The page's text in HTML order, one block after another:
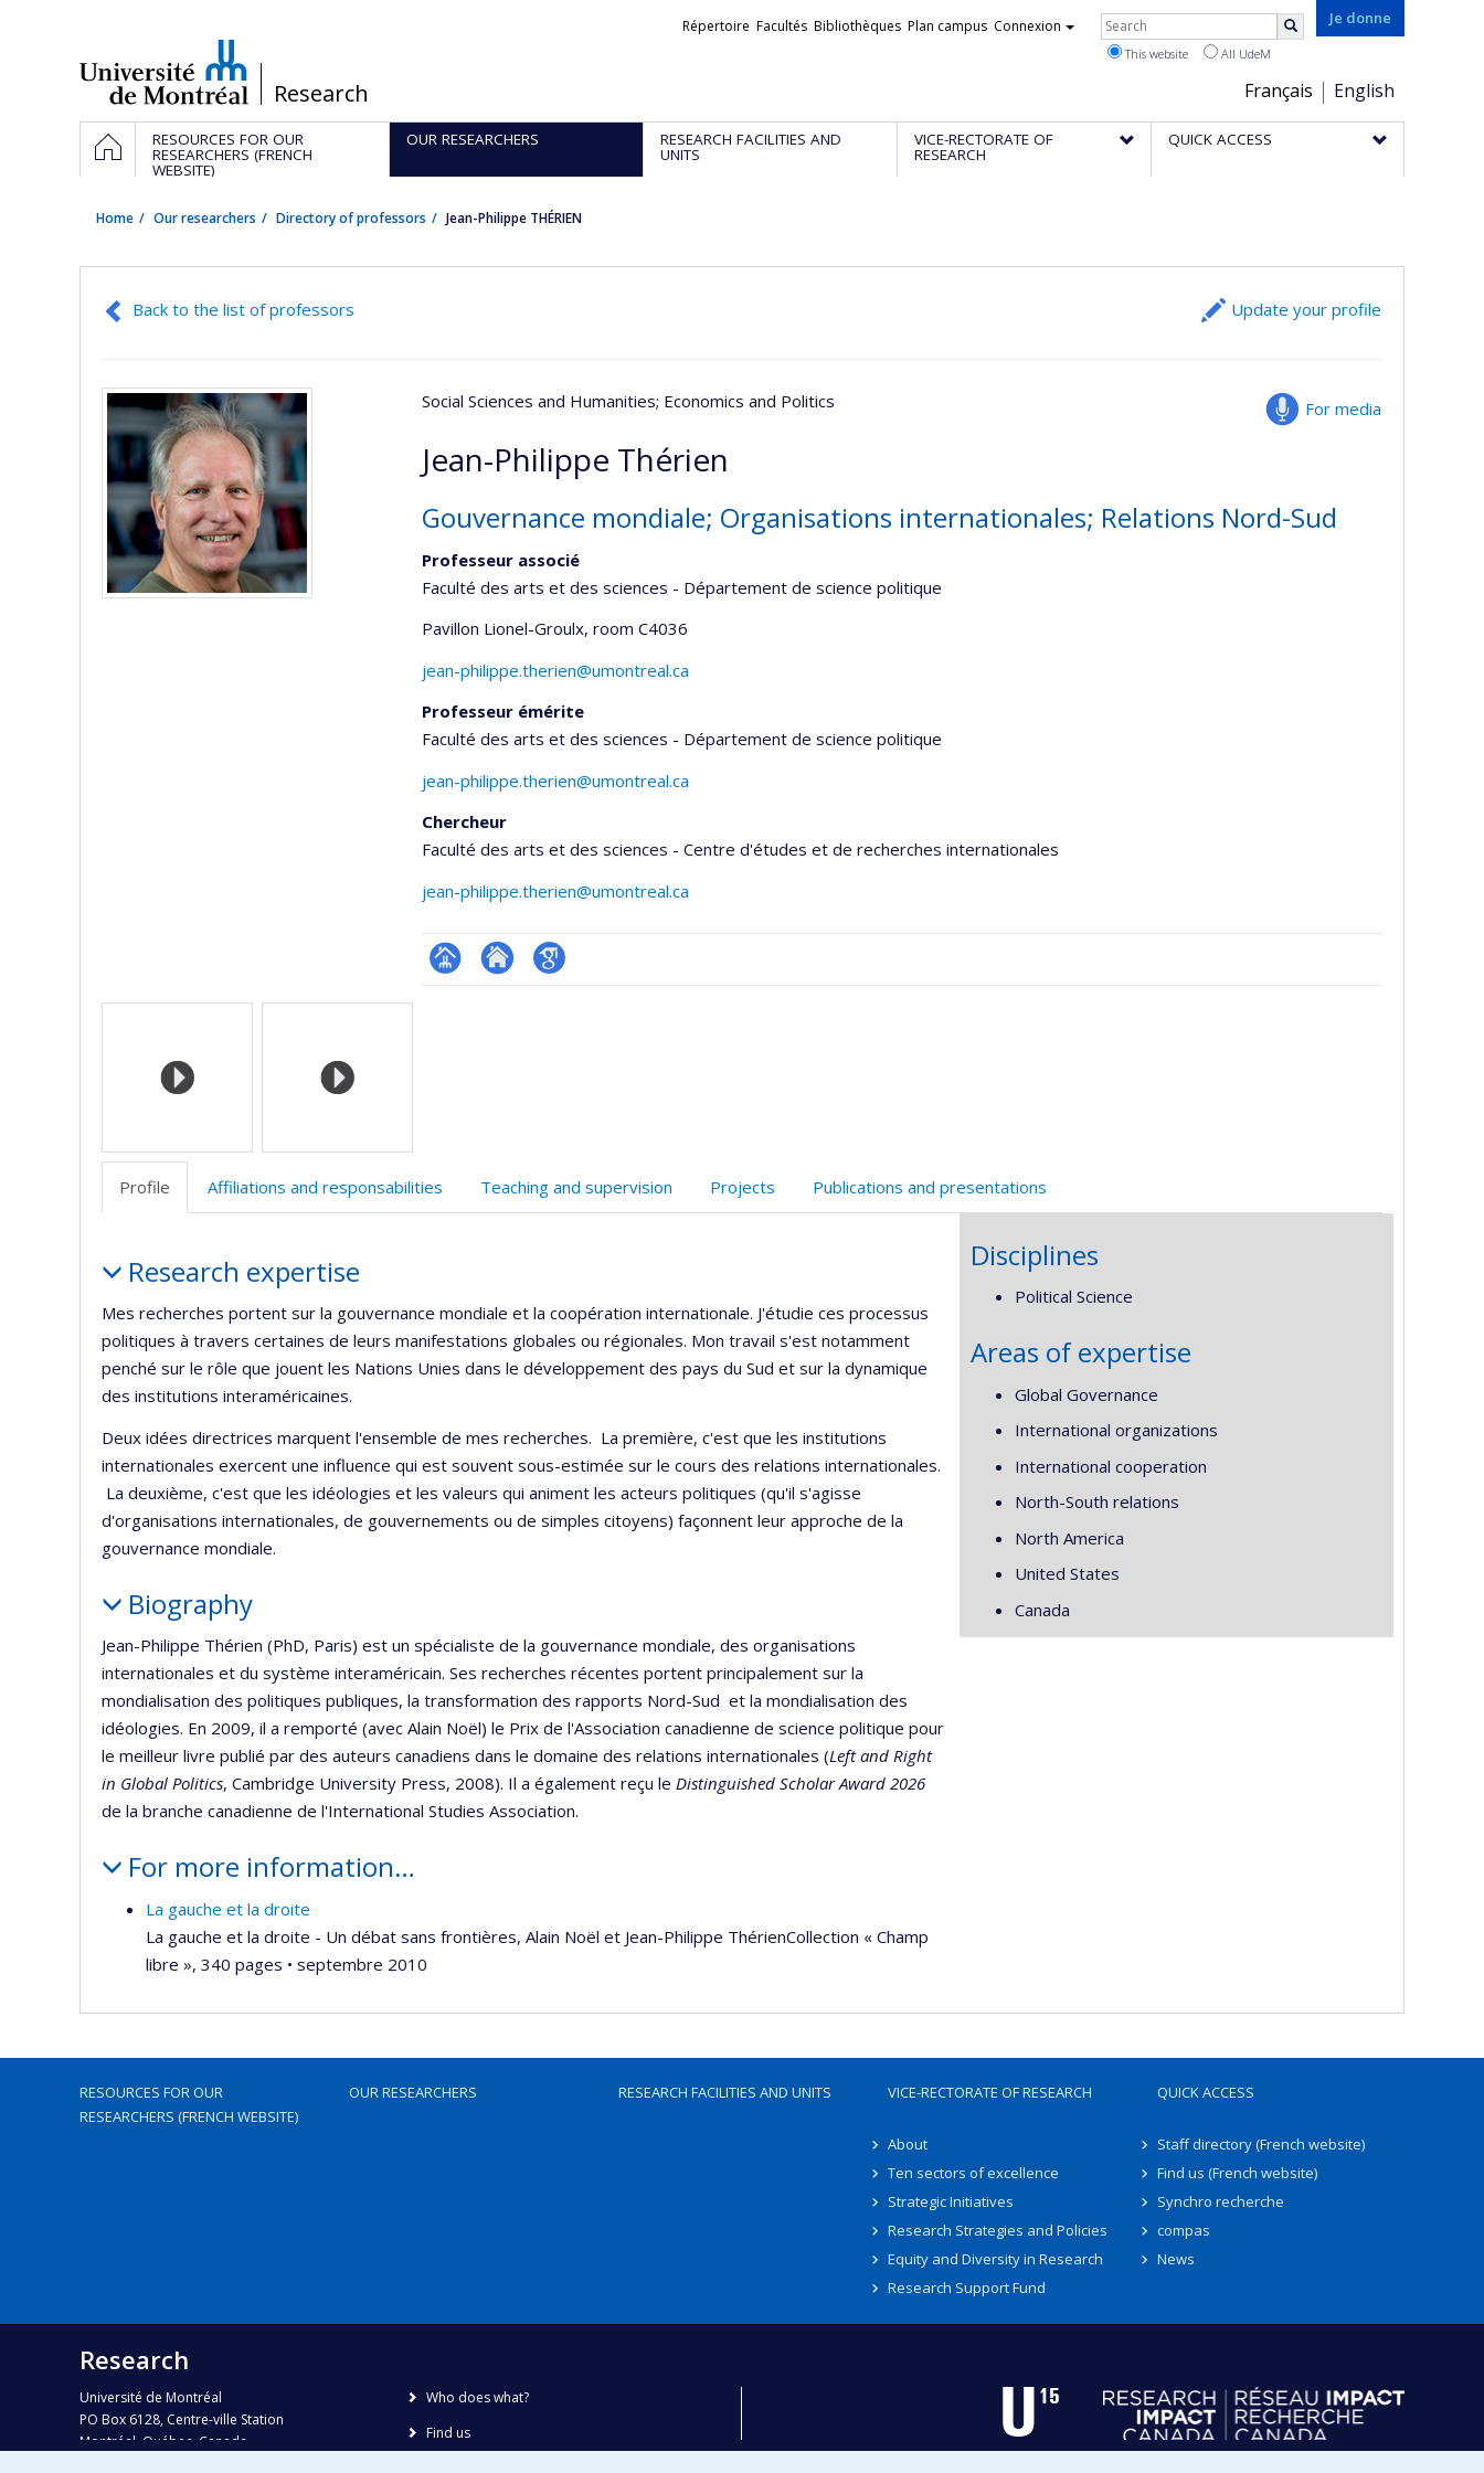
/Research
Je donne
Choix
de
la
Français English
Liens
Répertoire Facultés Bibliothèques Plan campus Connexion Rechercher
This website All UdeM
Navigation
principale
HOMERESOURCES FOR OUR
RESEARCHERS (FRENCH
WEBSITE)
OUR RESEARCHERS RESEARCH FACILITIES AND
UNITS
VICE-RECTORATE OF
RESEARCH
QUICK ACCESS
Home Our researchers Directory of professors Jean-Philippe THÉRIEN
Back to the list of professors Update your profile
For media
Social Sciences and Humanities; Economics and Politics
Jean-Philippe Thérien
Gouvernance mondiale; Organisations internationales; Relations Nord-Sud
Professeur associé
Faculté des arts et des sciences - Département de science politique
Pavillon Lionel-Groulx, room C4036
jean-philippe.therien@umontreal.ca
Professeur émérite
Faculté des arts et des sciences - Département de science politique
jean-philippe.therien@umontreal.ca
Chercheur
Faculté des arts et des sciences - Centre d'études et de recherches internationales
jean-philippe.therien@umontreal.ca
Page Site
Google
Media
Profile Affiliations and responsabilities Teaching and supervision Projects Publications and presentations
Research expertise
Mes recherches portent sur la gouvernance mondiale et la coopération internationale. J'étudie ces processus
politiques à travers certaines de leurs manifestations globales ou régionales. Mon travail s'est notamment
penché sur le rôle que jouent les Nations Unies dans le développement des pays du Sud et sur la dynamique
des institutions interaméricaines.
Deux idées directrices marquent l'ensemble de mes recherches. La première, c'est que les institutions
internationales exercent une influence qui est souvent sous-estimée sur le cours des relations internationales.
La deuxième, c'est que les idéologies et les valeurs qui animent les acteurs politiques (qu'il s'agisse
d'organisations internationales, de gouvernements ou de simples citoyens) façonnent leur approche de la
gouvernance mondiale.
Biography
Jean-Philippe Thérien (PhD, Paris) est un spécialiste de la gouvernance mondiale, des organisations
internationales et du système interaméricain. Ses recherches récentes portent principalement sur la
mondialisation des politiques publiques, la transformation des rapports Nord-Sud et la mondialisation des
idéologies. En 2009, il a remporté (avec Alain Noël) le Prix de l'Association canadienne de science politique pour
le meilleur livre publié par des auteurs canadiens dans le domaine des relations internationales (Left and Right
in Global Politics, Cambridge University Press, 2008). Il a également reçu le Distinguished Scholar Award 2026
de la branche canadienne de l'International Studies Association.
For more information…
La gauche et la droite
La gauche et la droite - Un débat sans frontières, Alain Noël et Jean-Philippe ThérienCollection « Champ
libre », 340 pages • septembre 2010
Disciplines
Political Science
Areas of expertise
Global Governance
International organizations
International cooperation
North-South relations
North America
United States
Canada
RESOURCES FOR OUR
RESEARCHERS (FRENCH WEBSITE)
OUR RESEARCHERS RESEARCH FACILITIES AND UNITS VICE-RECTORATE OF RESEARCH
About
Ten sectors of excellence
Strategic Initiatives
Research Strategies and Policies
Equity and Diversity in Research
Research Support Fund
QUICK ACCESS
Staff directory (French website)
Find us (French website)
Synchro recherche
compas
News
Research
Université de Montréal
PO Box 6128, Centre-ville Station
Montréal, Québec, Canada
Who does what?
Find us